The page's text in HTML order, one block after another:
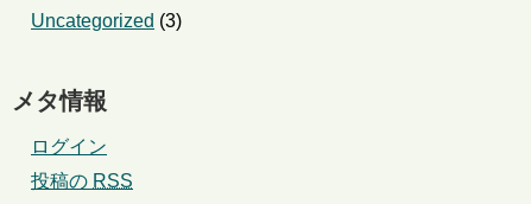
Uncategorized (3)
メタ情報
ログイン
投稿の RSS